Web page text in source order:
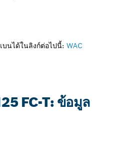
บนได้ในลิงก์ต่อไปนี้: WAC
FC-T: ข้อมูล